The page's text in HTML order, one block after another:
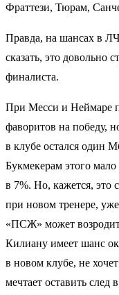
Фраттези, Тюрам,
Правда, на шансах в
сказать, это довольно
финалиста.
При Месси и Неймаре
фаворитов на победу,
в клубе остался один
Букмекерам этого
в 7%. Но, кажется,
при новом тренере,
«ПСЖ» может
Килиану имеет шанс
в новом клубе, не
мечтает оставить след